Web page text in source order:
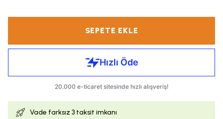
SEPETE EKLE
Vade farksız 3 taksit imkanı